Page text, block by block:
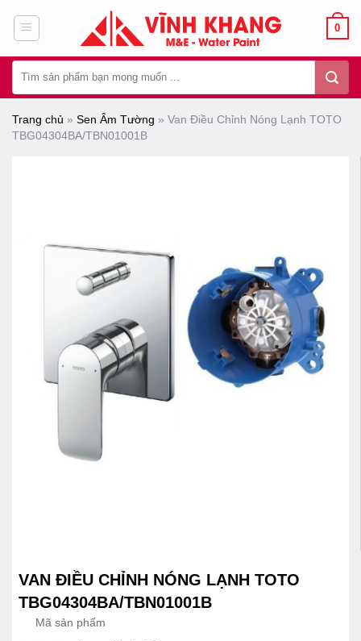
dung
0
kiếm:
Trang chủ » Sen Âm Tường » Van Điều Chỉnh Nóng Lạnh TOTO
TBG04304BA/TBN01001B
VAN ĐIỀU CHỈNH NÓNG LẠNH TOTO
TBG04304BA/TBN01001B
Mã sản phẩm